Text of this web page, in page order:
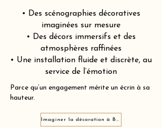
• Des scénographies décoratives
imaginées sur mesure
• Des décors immersifs et des
atmosphères raffinées
• Une installation fluide et discrète, au
service de l’émotion
Parce qu’un engagement mérite un écrin à sa
hauteur.
Imaginer la décoration à Biarritz 64200